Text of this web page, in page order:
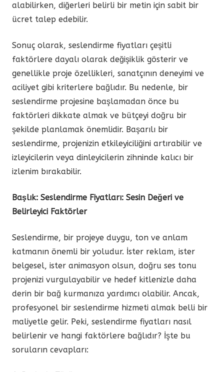
alabilirken, diğerleri belirli bir metin için sabit bir
ücret talep edebilir.
Sonuç olarak, seslendirme fiyatları çeşitli
faktörlere dayalı olarak değişiklik gösterir ve
genellikle proje özellikleri, sanatçının deneyimi ve
aciliyet gibi kriterlere bağlıdır. Bu nedenle, bir
seslendirme projesine başlamadan önce bu
faktörleri dikkate almak ve bütçeyi doğru bir
şekilde planlamak önemlidir. Başarılı bir
seslendirme, projenizin etkileyiciliğini artırabilir ve
izleyicilerin veya dinleyicilerin zihninde kalıcı bir
izlenim bırakabilir.
Başlık: Seslendirme Fiyatları: Sesin Değeri ve
Belirleyici Faktörler
Seslendirme, bir projeye duygu, ton ve anlam
katmanın önemli bir yoludur. İster reklam, ister
belgesel, ister animasyon olsun, doğru ses tonu
projenizi vurgulayabilir ve hedef kitlenizle daha
derin bir bağ kurmanıza yardımcı olabilir. Ancak,
profesyonel bir seslendirme hizmeti almak belli bir
maliyetle gelir. Peki, seslendirme fiyatları nasıl
belirlenir ve hangi faktörlere bağlıdır? İşte bu
soruların cevapları: